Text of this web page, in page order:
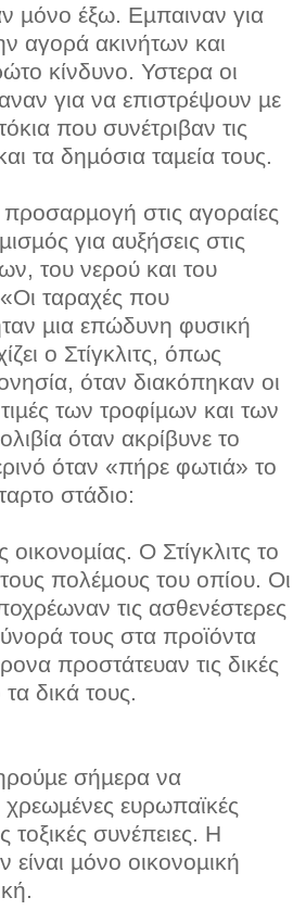
µόνο έξω. Εµπαιναν για
αγορά ακινήτων και
κίνδυνο. Υστερα οι
για να επιστρέψουν µε
που συνέτριβαν τις
τα δηµόσια ταµεία τους.
στις αγοραίες
για αυξήσεις στις
του νερού και του
ταραχές που
µια επώδυνη φυσική
ο Στίγκλιτς, όπως
όταν διακόπηκαν οι
τιµές των τροφίµων και των
όταν ακρίβυνε το
όταν «πήρε φωτιά» το
στάδιο:
Ο Στίγκλιτς το
πολέµους του οπίου. Οι
τις ασθενέστερες
τους στα προϊόντα
προστάτευαν τις δικές
δικά τους.
σήµερα να
χρεωµένες ευρωπαϊκές
τοξικές συνέπειες. Η
είναι µόνο οικονοµική